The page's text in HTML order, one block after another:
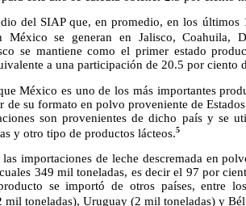
del SIAP que, en promedio, en los
México se generan en Jalisco, Coahuila,
se mantiene como el primer estado
a una participación de 20.5 por ciento
México es uno de los más importantes
de su formato en polvo proveniente de
son provenientes de dicho país y se
y otro tipo de productos lácteos.5
importaciones de leche descremada en
349 mil toneladas, es decir el 97 por
se importó de otros países, entre
mil toneladas), Uruguay (2 mil toneladas) y